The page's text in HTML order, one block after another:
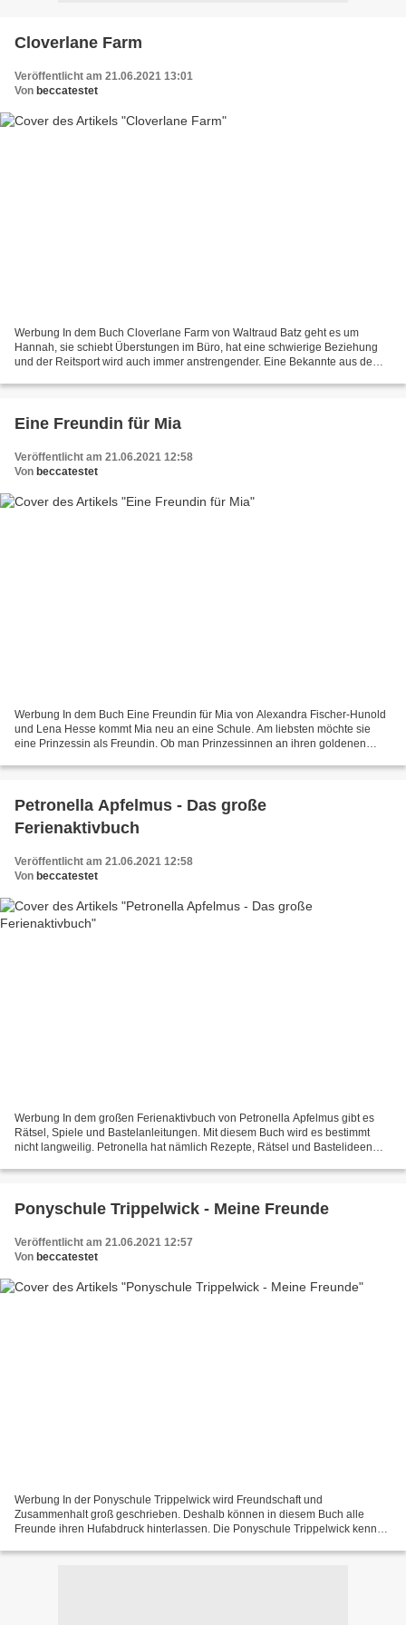
Cloverlane Farm
Veröffentlicht am 21.06.2021 13:01
Von beccatestet
Werbung In dem Buch Cloverlane Farm von Waltraud Batz geht es um
Hannah, sie schiebt Überstungen im Büro, hat eine schwierige Beziehung
und der Reitsport wird auch immer anstrengender. Eine Bekannte aus dem
Eine Freundin für Mia
Veröffentlicht am 21.06.2021 12:58
Von beccatestet
Werbung In dem Buch Eine Freundin für Mia von Alexandra Fischer-Hunold
und Lena Hesse kommt Mia neu an eine Schule. Am liebsten möchte sie
eine Prinzessin als Freundin. Ob man Prinzessinnen an ihren goldenen
Petronella Apfelmus - Das große
Ferienaktivbuch
Veröffentlicht am 21.06.2021 12:58
Von beccatestet
Werbung In dem großen Ferienaktivbuch von Petronella Apfelmus gibt es
Rätsel, Spiele und Bastelanleitungen. Mit diesem Buch wird es bestimmt
nicht langweilig. Petronella hat nämlich Rezepte, Rätsel und Bastelideen
Ponyschule Trippelwick - Meine Freunde
Veröffentlicht am 21.06.2021 12:57
Von beccatestet
Werbung In der Ponyschule Trippelwick wird Freundschaft und
Zusammenhalt groß geschrieben. Deshalb können in diesem Buch alle
Freunde ihren Hufabdruck hinterlassen. Die Ponyschule Trippelwick kennen